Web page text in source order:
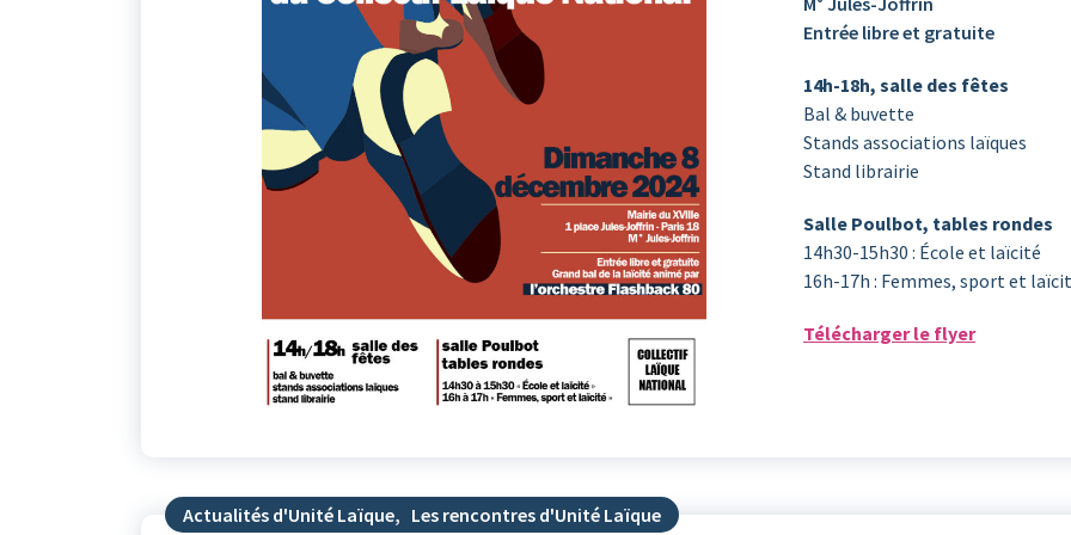
Entrée libre et gratuite
14h-18h, salle des fêtes
Bal & buvette
Stands associations laïques
Stand librairie
Salle Poulbot, tables rondes
14h30-15h30 : École et laïcité
16h-17h : Femmes, sport et
Télécharger le flyer
Actualités d'Unité Laïque, Les rencontres d'Unité Laïque